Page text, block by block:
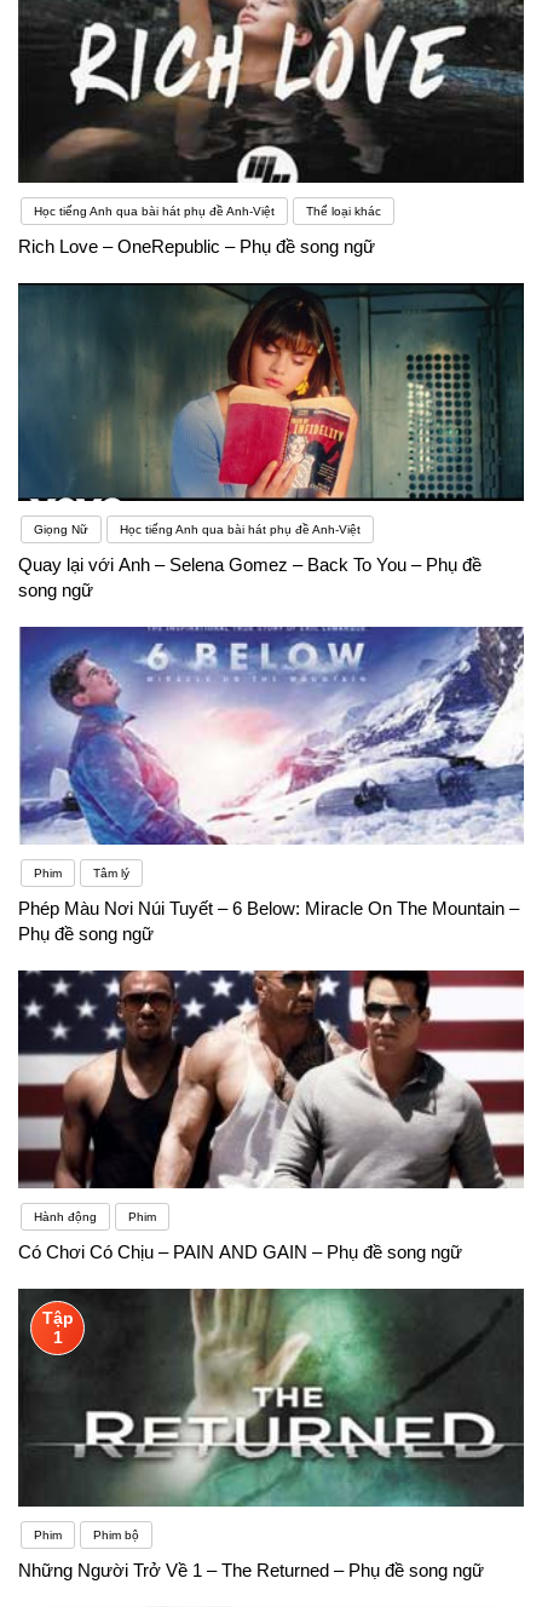
Học tiếng Anh qua bài hát phụ đề Anh-Việt Thể loại khác
Rich Love – OneRepublic – Phụ đề song ngữ
Giọng Nữ Học tiếng Anh qua bài hát phụ đề Anh-Việt
Quay lại với Anh – Selena Gomez – Back To You – Phụ đề
song ngữ
Phim Tâm lý
Phép Màu Nơi Núi Tuyết – 6 Below: Miracle On The Mountain –
Phụ đề song ngữ
Hành động Phim
Có Chơi Có Chịu – PAIN AND GAIN – Phụ đề song ngữ
Tập
1
Phim Phim bộ
Những Người Trở Về 1 – The Returned – Phụ đề song ngữ